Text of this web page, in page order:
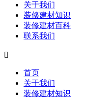
关于我们
装修建材知识
装修建材百科
联系我们

首页
关于我们
装修建材知识